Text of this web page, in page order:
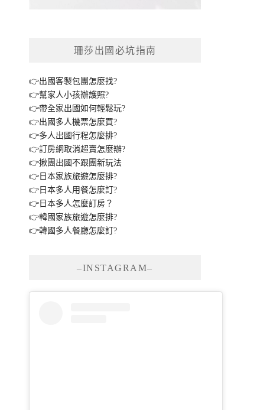
珊莎出國必坑指南
👉出國客製包團怎麼找?
👉幫家人小孩辦護照?
👉帶全家出國如何輕鬆玩?
👉出國多人機票怎麼買?
👉多人出國行程怎麼排?
👉訂房網取消超賣怎麼辦?
👉揪團出國不跟團新玩法
👉日本家族旅遊怎麼排?
👉日本多人用餐怎麼訂?
👉日本多人怎麼訂房？
👉韓國家族旅遊怎麼排?
👉韓國多人餐廳怎麼訂?
–INSTAGRAM–